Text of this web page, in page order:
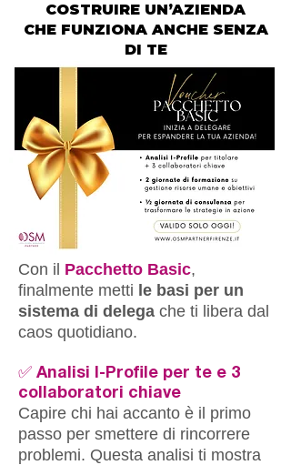
COSTRUIRE UN’AZIENDA
CHE FUNZIONA ANCHE SENZA
DI TE
Con il Pacchetto Basic,
finalmente metti le basi per un
sistema di delega che ti libera dal
caos quotidiano.
✅ Analisi I-Profile per te e 3
collaboratori chiave
Capire chi hai accanto è il primo
passo per smettere di rincorrere
problemi. Questa analisi ti mostra